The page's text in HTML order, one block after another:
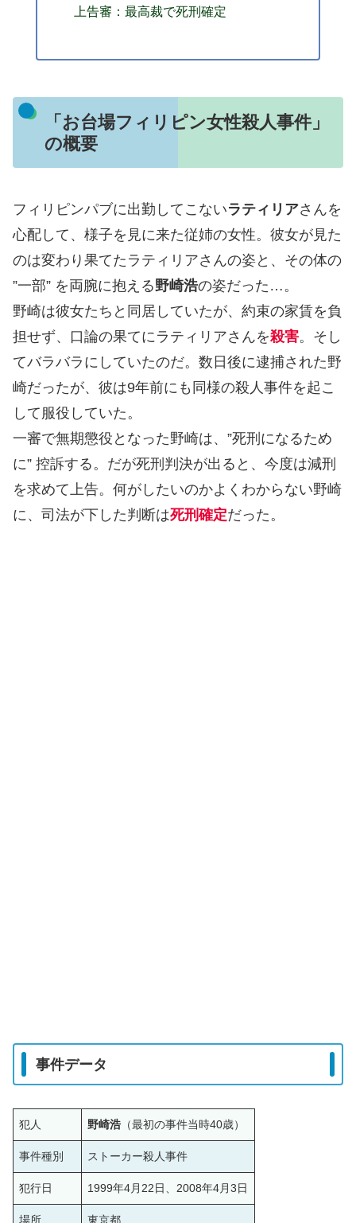
上告審：最高裁で死刑確定
「お台場フィリピン女性殺人事件」
の概要
フィリピンパブに出勤してこないラティリアさんを
心配して、様子を見に来た従姉の女性。彼女が見た
のは変わり果てたラティリアさんの姿と、その体の
”一部” を両腕に抱える野崎浩の姿だった…。
野崎は彼女たちと同居していたが、約束の家賃を負
担せず、口論の果てにラティリアさんを殺害。そし
てバラバラにしていたのだ。数日後に逮捕された野
崎だったが、彼は9年前にも同様の殺人事件を起こ
して服役していた。
一審で無期懲役となった野崎は、”死刑になるため
に” 控訴する。だが死刑判決が出ると、今度は減刑
を求めて上告。何がしたいのかよくわからない野崎
に、司法が下した判断は死刑確定だった。
事件データ
犯人 野崎浩（最初の事件当時40歳）
事件種別 ストーカー殺人事件
犯行日 1999年4月22日、2008年4月3日
場所 東京都